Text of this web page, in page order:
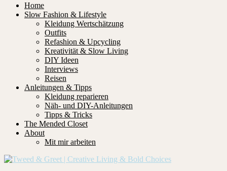
Home
Slow Fashion & Lifestyle
Kleidung Wertschätzung
Outfits
Refashion & Upcycling
Kreativität & Slow Living
DIY Ideen
Interviews
Reisen
Anleitungen & Tipps
Kleidung reparieren
Näh- und DIY-Anleitungen
Tipps & Tricks
The Mended Closet
About
Mit mir arbeiten